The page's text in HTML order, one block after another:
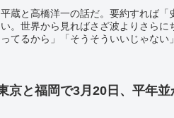
蔵と高橋洋一の話だ。要約すれば「
。世界から見ればさざ波よりさらに
てるから」「そうそういいじゃない
と福岡で3月20日、平年並